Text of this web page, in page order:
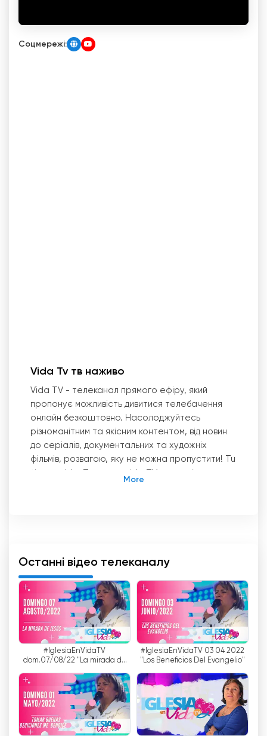
Соцмережі:
Vida Tv тв наживо
Vida TV - телеканал прямого ефіру, який
пропонує можливість дивитися телебачення
онлайн безкоштовно. Насолоджуйтесь
різноманітним та якісним контентом, від новин
до серіалів, документальних та художніх
фільмів, розвагою, яку не можна пропустити! Tu
Tu tienes vida, Tenemos vida TV - ідеальний
канал для тих, хто хоче бути в курсі останніх
подій, пов'язаних з Біблією і Словом Господнім.
Ця платформа пропонує добірку контенту,
який торкається таких тем, як християнське
життя, віра, надія та любов.
Програми, що транслюються на Tu tienes vida,
Tenemos vida TV, пропонуються в прямому
ефірі, а також можуть бути переглянуті онлайн
безкоштовно. Це означає, що глядачі можуть
насолоджуватися програмами в режимі
реального часу, без необхідності платити за
Останні відео телеканалу
#IglesiaEnVidaTV
dom.07/08/22 "La mirada de
#IglesiaEnVidaTV 03 04 2022
"Los Beneficios Del Evangelio"